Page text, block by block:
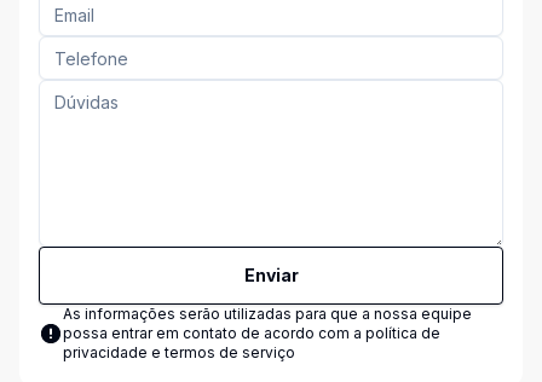
Enviar
As informações serão utilizadas para que a nossa equipe
possa entrar em contato de acordo com a política de
privacidade e termos de serviço